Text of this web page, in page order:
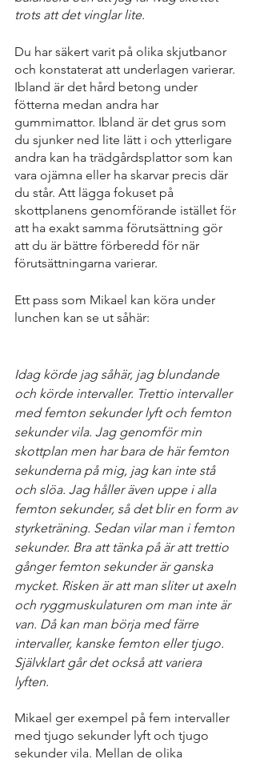
trots att det vinglar lite.
Du har säkert varit på olika skjutbanor
och konstaterat att underlagen varierar.
Ibland är det hård betong under
fötterna medan andra har
gummimattor. Ibland är det grus som
du sjunker ned lite lätt i och ytterligare
andra kan ha trädgårdsplattor som kan
vara ojämna eller ha skarvar precis där
du står. Att lägga fokuset på
skottplanens genomförande istället för
att ha exakt samma förutsättning gör
att du är bättre förberedd för när
förutsättningarna varierar.
Ett pass som Mikael kan köra under
lunchen kan se ut såhär:
Idag körde jag såhär, jag blundande
och körde intervaller. Trettio intervaller
med femton sekunder lyft och femton
sekunder vila. Jag genomför min
skottplan men har bara de här femton
sekunderna på mig, jag kan inte stå
och slöa. Jag håller även uppe i alla
femton sekunder, så det blir en form av
styrketräning. Sedan vilar man i femton
sekunder. Bra att tänka på är att trettio
gånger femton sekunder är ganska
mycket. Risken är att man sliter ut axeln
och ryggmuskulaturen om man inte är
van. Då kan man börja med färre
intervaller, kanske femton eller tjugo.
Självklart går det också att variera
lyften.
Mikael ger exempel på fem intervaller
med tjugo sekunder lyft och tjugo
sekunder vila. Mellan de olika